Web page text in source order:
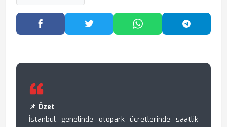
Facebook'ta PaylaşTwitter'da PaylaşWhatsApp'ta Paylaş
📌 Özet
İstanbul genelinde otopark ücretlerinde saatlik